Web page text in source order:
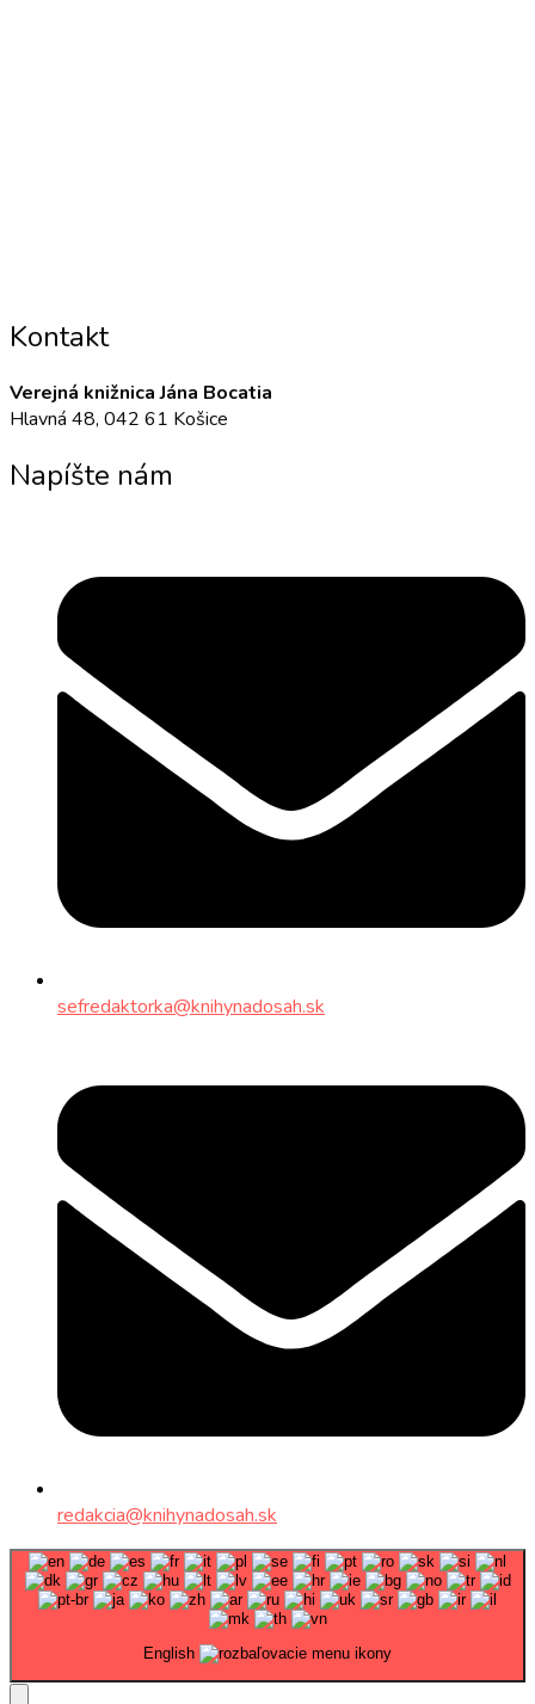
Kontakt
Verejná knižnica Jána Bocatia
Hlavná 48, 042 61 Košice
Napíšte nám
sefredaktorka@knihynadosah.sk
redakcia@knihynadosah.sk
English